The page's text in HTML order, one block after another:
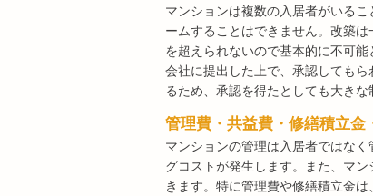
マンションは複数の入居者がいる
ームすることはできません。改築
を超えられないので基本的に不可
会社に提出した上で、承認しても
るため、承認を得たとしても大きな
管理費・共益費・修繕積立金
マンションの管理は入居者ではな
グコストが発生します。また、マ
きます。特に管理費や修繕積立金